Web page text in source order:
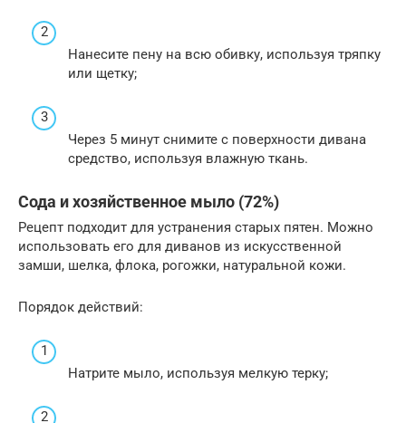
Нанесите пену на всю обивку, используя тряпку
или щетку;
Через 5 минут снимите с поверхности дивана
средство, используя влажную ткань.
Сода и хозяйственное мыло (72%)
Рецепт подходит для устранения старых пятен. Можно
использовать его для диванов из искусственной
замши, шелка, флока, рогожки, натуральной кожи.
Порядок действий:
Натрите мыло, используя мелкую терку;